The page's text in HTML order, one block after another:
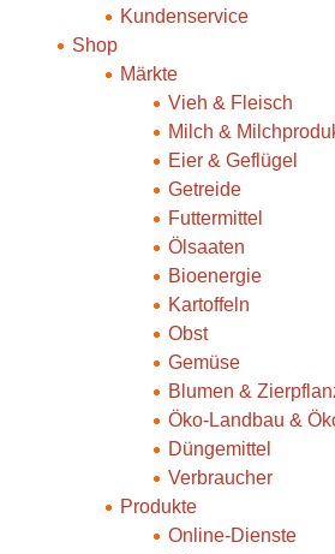
Kundenservice
Shop
Märkte
Vieh & Fleisch
Milch &
Eier & Geflügel
Getreide
Futtermittel
Ölsaaten
Bioenergie
Kartoffeln
Obst
Gemüse
Blumen &
Öko-Landbau &
Düngemittel
Verbraucher
Produkte
Online-Dienste